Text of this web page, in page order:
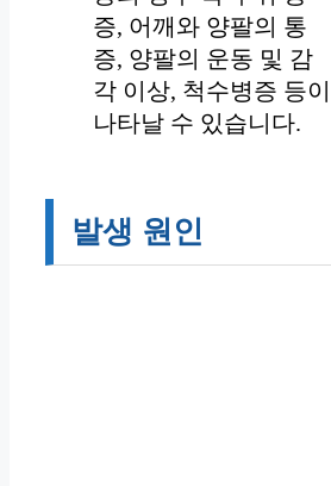
증, 어깨와 양팔의 통
증, 양팔의 운동 및 감
각 이상, 척수병증 등이
나타날 수 있습니다.
발생 원인